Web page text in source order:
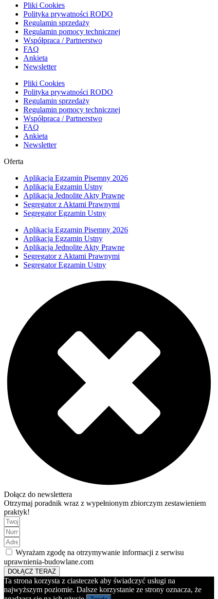
Pliki Cookies
Polityka prywatności RODO
Regulamin sprzedaży
Regulamin pomocy technicznej
Współpraca / Partnerstwo
FAQ
Ankieta
Newsletter
Pliki Cookies
Polityka prywatności RODO
Regulamin sprzedaży
Regulamin pomocy technicznej
Współpraca / Partnerstwo
FAQ
Ankieta
Newsletter
Oferta
Aplikacja Egzamin Pisemny 2026
Aplikacja Egzamin Ustny
Aplikacja Jednolite Akty Prawne
Segregator z Aktami Prawnymi
Segregator Egzamin Ustny
Aplikacja Egzamin Pisemny 2026
Aplikacja Egzamin Ustny
Aplikacja Jednolite Akty Prawne
Segregator z Aktami Prawnymi
Segregator Egzamin Ustny
Dołącz do newslettera
Otrzymaj poradnik wraz z wypełnionym zbiorczym zestawieniem
praktyk!
Wyrażam zgodę na otrzymywanie informacji z serwisu
uprawnienia-budowlane.com
DOŁĄCZ TERAZ
Ta strona korzysta z ciasteczek aby świadczyć usługi na
najwyższym poziomie. Dalsze korzystanie ze strony oznacza, że